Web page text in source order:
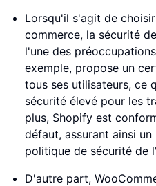
Lorsqu'il s'agit de
commerce, la sécurité
l'une des
exemple, propose un
tous ses utilisateurs, ce
sécurité élevé pour les
plus, Shopify est
défaut, assurant ainsi
politique de sécurité de
D'autre part,